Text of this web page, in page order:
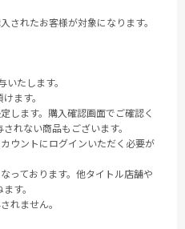
されたお客様が対象になります。
たします。
ます。
します。購入確認画面でご確認く
れない商品もございます。
ウントにログインいただく必要が
っております。他タイトル店舗や
す。
れません。